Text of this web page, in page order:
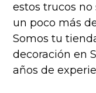
estos trucos
un poco más
Somos tu
decoración en
años de